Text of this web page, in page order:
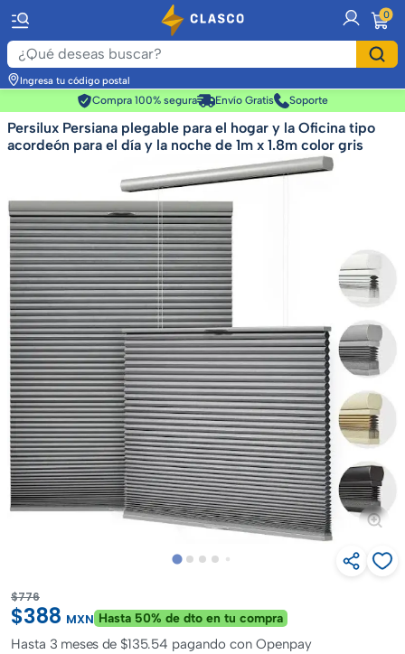
0
Ingresa tu código postal
Compra 100% segura
Envío Gratis Soporte
Persilux Persiana plegable para el hogar y la Oficina tipo
acordeón para el día y la noche de 1m x 1.8m color gris
$776
$388 MXN Hasta 50% de dto en tu compra
Hasta 3 meses de $135.54 pagando con Openpay